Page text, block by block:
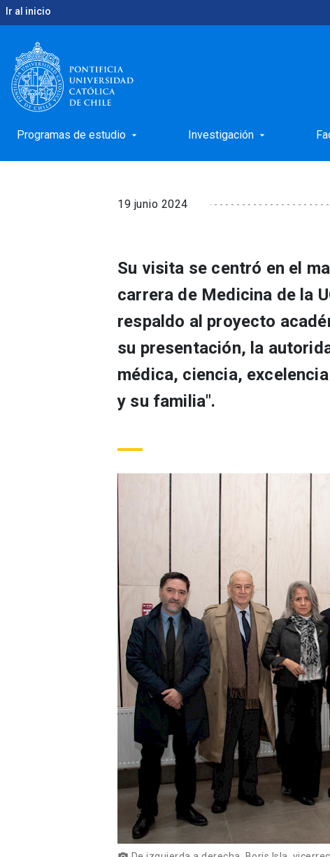
Ir al inicio
Programas de estudio arrow_drop_down Investigación arrow_drop_down
Inicio
Rector Ignacio
Universidad Católica
19 junio 2024
Su visita se centró en el
carrera de Medicina de la
respaldo al proyecto
su presentación, la
médica, ciencia,
y su familia".